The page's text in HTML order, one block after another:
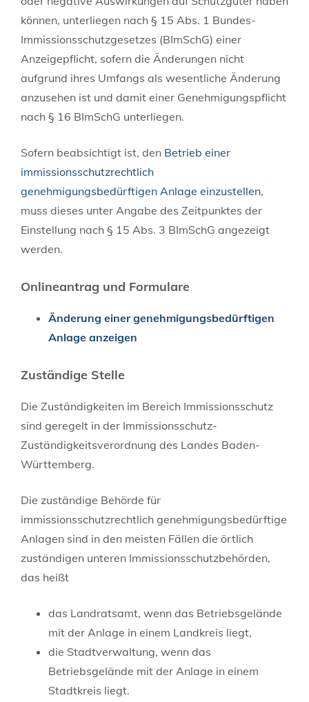
können, unterliegen nach § 15 Abs. 1 Bundes-
Immissionsschutzgesetzes (BImSchG) einer
Anzeigepflicht, sofern die Änderungen nicht
aufgrund ihres Umfangs als wesentliche Änderung
anzusehen ist und damit einer Genehmigungspflicht
nach § 16 BImSchG unterliegen.
Sofern beabsichtigt ist, den Betrieb einer
immissionsschutzrechtlich
genehmigungsbedürftigen Anlage einzustellen,
muss dieses unter Angabe des Zeitpunktes der
Einstellung nach § 15 Abs. 3 BImSchG angezeigt
werden.
Onlineantrag und Formulare
Änderung einer genehmigungsbedürftigen
Anlage anzeigen
Zuständige Stelle
Die Zuständigkeiten im Bereich Immissionsschutz
sind geregelt in der Immissionsschutz-
Zuständigkeitsverordnung des Landes Baden-
Württemberg.
Die zuständige Behörde für
immissionsschutzrechtlich genehmigungsbedürftige
Anlagen sind in den meisten Fällen die örtlich
zuständigen unteren Immissionsschutzbehörden,
das heißt
das Landratsamt, wenn das Betriebsgelände
mit der Anlage in einem Landkreis liegt,
die Stadtverwaltung, wenn das
Betriebsgelände mit der Anlage in einem
Stadtkreis liegt.